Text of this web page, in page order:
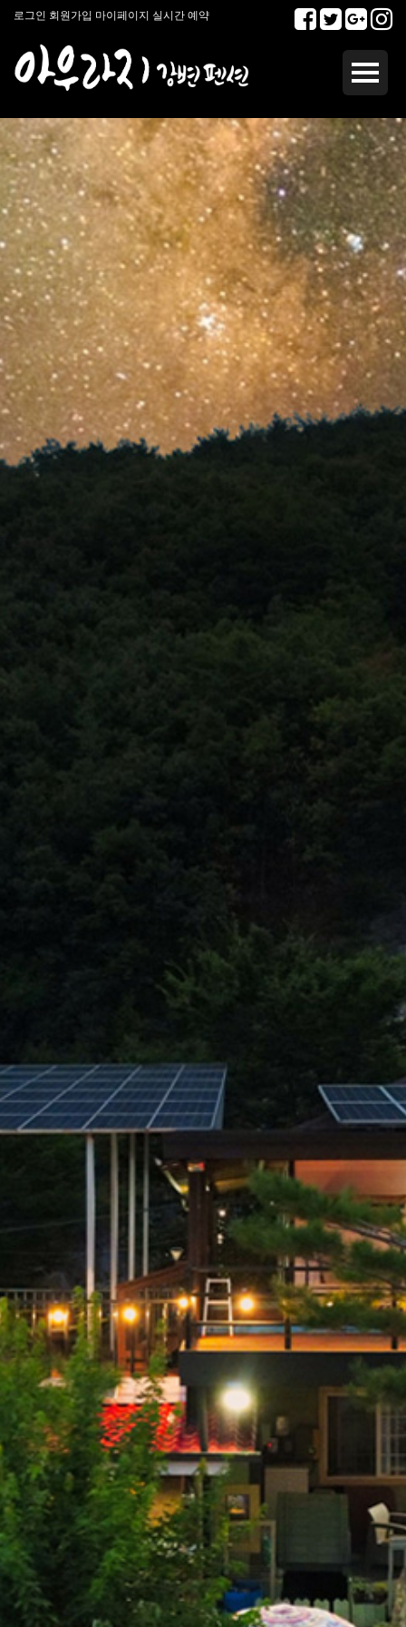
로그인 회원가입 마이페이지 실시간 예약